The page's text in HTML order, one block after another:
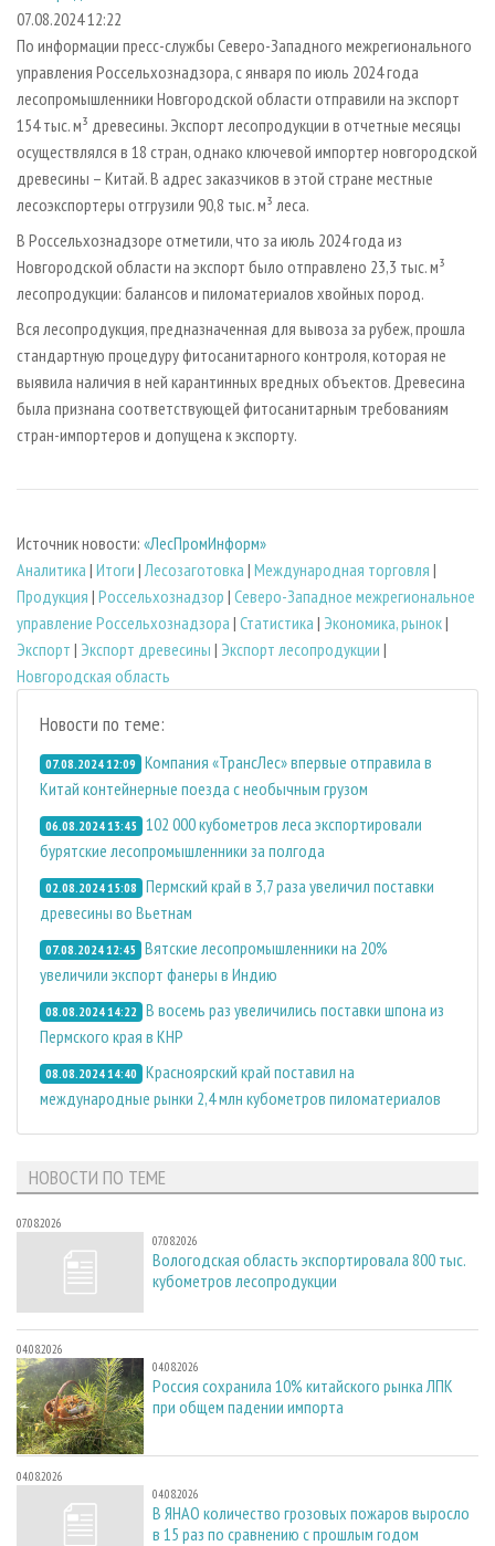
СУШКА ДРЕВЕСИНЫ
ПРОИЗВОДСТВО ДРЕВЕСНЫХ ПЛИТ
ДЕРЕВЯННОЕ ДОМОСТРОЕНИЕ
ПРОИЗВОДСТВО МЕБЕЛИ
БИОЭНЕРГЕТИКА
ЦБП
ИНСТРУМЕНТ И МАТЕРИАЛЫ
ПЕРСОНЫ
МОБИЛЬНЫЕ ВЫСТАВКИ
ОФИЦИАЛЬНЫЕ ДЕЛЕГАЦИИ
ПРИОРИТЕТНЫЕ ИНВЕСТПРОЕКТЫ
RUSSIAN FORESTRY REVIEW
ГАЗЕТА ЛЕСПРОМФОРУМ
БИБЛИОТЕКА СПЕЦИАЛИСТА
КОНТАКТЫ
РЕКЛАМА
РЕКЛАМА НА САЙТЕ
07.08.2024 12:22
По информации пресс-службы Северо-Западного межрегионального
управления Россельхознадзора, с января по июль 2024 года
лесопромышленники Новгородской области отправили на экспорт
154 тыс. м³ древесины. Экспорт лесопродукции в отчетные месяцы
осуществлялся в 18 стран, однако ключевой импортер новгородской
древесины – Китай. В адрес заказчиков в этой стране местные
лесоэкспортеры отгрузили 90,8 тыс. м³ леса.
В Россельхознадзоре отметили, что за июль 2024 года из
Новгородской области на экспорт было отправлено 23,3 тыс. м³
лесопродукции: балансов и пиломатериалов хвойных пород.
Вся лесопродукция, предназначенная для вывоза за рубеж, прошла
стандартную процедуру фитосанитарного контроля, которая не
выявила наличия в ней карантинных вредных объектов. Древесина
была признана соответствующей фитосанитарным требованиям
стран-импортеров и допущена к экспорту.
Источник новости: «ЛесПромИнформ»
Аналитика | Итоги |Лесозаготовка | Международная торговля |
Продукция | Россельхознадзор | Северо-Западное межрегиональное
управление Россельхознадзора | Статистика | Экономика, рынок|
Экспорт | Экспорт древесины | Экспорт лесопродукции |
Новгородская область
Новости по теме:
07.08.2024 12:09 Компания «ТрансЛес» впервые отправила в
Китай контейнерные поезда с необычным грузом
06.08.2024 13:45 102 000 кубометров леса экспортировали
бурятские лесопромышленники за полгода
02.08.2024 15:08 Пермский край в 3,7 раза увеличил поставки
древесины во Вьетнам
07.08.2024 12:45 Вятские лесопромышленники на 20%
увеличили экспорт фанеры в Индию
08.08.2024 14:22 В восемь раз увеличились поставки шпона из
Пермского края в КНР
08.08.2024 14:40 Красноярский край поставил на
международные рынки 2,4 млн кубометров пиломатериалов
НОВОСТИ ПО ТЕМЕ
07.08.2026
07.08.2026
Вологодская область экспортировала 800 тыс.
кубометров лесопродукции
04.08.2026
04.08.2026
Россия сохранила 10% китайского рынка ЛПК
при общем падении импорта
04.08.2026
04.08.2026
В ЯНАО количество грозовых пожаров выросло
в 15 раз по сравнению с прошлым годом